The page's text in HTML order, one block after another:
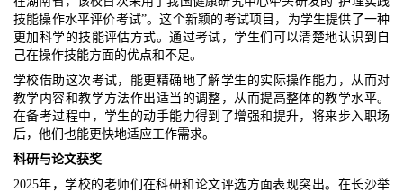
技能操作水平评价考试”。这个新颖的考试项目，为学生提供了一种
更加科学的技能评估方式。通过考试，学生们可以清楚地认识到自
己在操作技能方面的优点和不足。
学校借助这次考试，能更精确地了解学生的实际操作能力，从而对
教学内容和教学方法作出适当的调整，从而提高整体的教学水平。
在备考过程中，学生的动手能力得到了增强和提升，将来步入职场
后，他们也能更快地适应工作需求。
科研与论文获奖
2025年，学校的老师们在科研和论文评选方面表现突出。在长沙举